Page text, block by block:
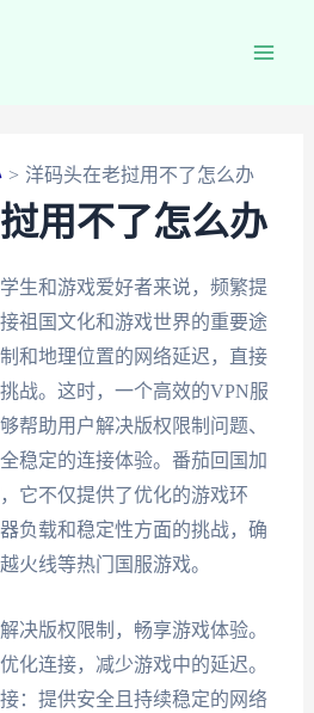
洋码头在老挝用不了怎么办
用不了怎么办
生和游戏爱好者来说，频繁提
祖国文化和游戏世界的重要途
和地理位置的网络延迟，直接
战。这时，一个高效的VPN服
帮助用户解决版权限制问题、
稳定的连接体验。番茄回国加
它不仅提供了优化的游戏环
负载和稳定性方面的挑战，确
火线等热门国服游戏。
决版权限制，畅享游戏体验。
化连接，减少游戏中的延迟。
：提供安全且持续稳定的网络